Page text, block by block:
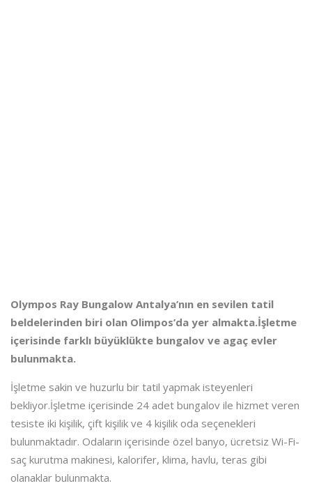
Olympos Ray Bungalow Antalya’nın en sevilen tatil
beldelerinden biri olan Olimpos’da yer almakta.İşletme
içerisinde farklı büyüklükte bungalov ve agaç evler
bulunmakta.
İşletme sakin ve huzurlu bir tatil yapmak isteyenleri
bekliyor.İşletme içerisinde 24 adet bungalov ile hizmet veren
tesiste iki kişilik, çift kişilik ve 4 kişilik oda seçenekleri
bulunmaktadır. Odaların içerisinde özel banyo, ücretsiz Wi-Fi-
saç kurutma makinesi, kalorifer, klima, havlu, teras gibi
olanaklar bulunmakta.